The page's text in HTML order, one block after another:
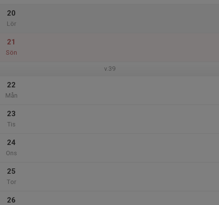
20
Lör
21
Sön
v.39
22
Mån
23
Tis
24
Ons
25
Tor
26